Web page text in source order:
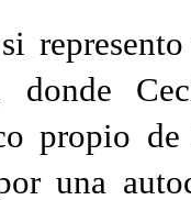
donde
propio de
una